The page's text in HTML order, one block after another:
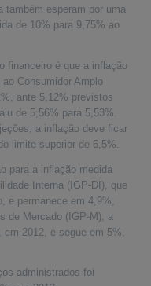
também esperam por uma
de 10% para 9,75% ao
financeiro é que a inflação
Consumidor Amplo
ante 5,12% previstos
de 5,56% para 5,53%.
a inflação deve ficar
limite superior de 6,5%.
para a inflação medida
Interna (IGP-DI), que
e permanece em 4,9%,
de Mercado (IGP-M), a
2012, e segue em 5%,
administrados foi